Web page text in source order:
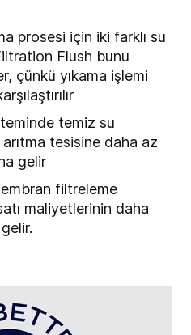
prosesi için iki farklı su
Flush bunu
çünkü yıkama işlemi
temiz su
tesisine daha az
gelir
filtreleme
maliyetlerinin daha